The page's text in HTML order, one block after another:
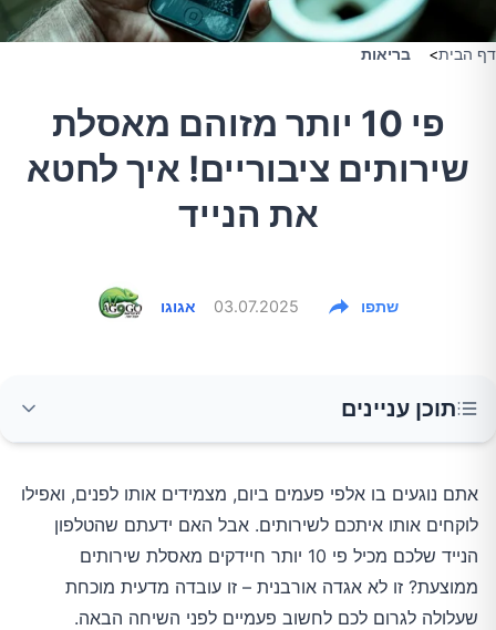
דף הבית> בריאות
פי 10 יותר מזוהם מאסלת
שירותים ציבוריים! איך לחטא
את הנייד
אגוגו 03.07.2025 שתפו
תוכן עניינים
המספרים המזעזעים שיגרמו לכם לנקות את
הטלפון מיד
מהם החיידקים שחיים על הטלפון שלכם?
אתם נוגעים בו אלפי פעמים ביום, מצמידים אותו לפנים, ואפילו
לוקחים אותו איתכם לשירותים. אבל האם ידעתם שהטלפון
הנייד שלכם מכיל פי 10 יותר חיידקים מאסלת שירותים
ממוצעת? זו לא אגדה אורבנית – זו עובדה מדעית מוכחת
שעלולה לגרום לכם לחשוב פעמיים לפני השיחה הבאה.